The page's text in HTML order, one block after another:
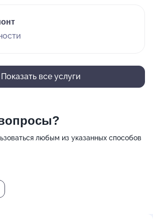
Показать все услуги
любым из указанных способов